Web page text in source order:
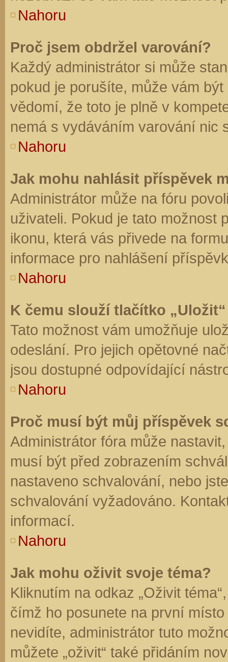
Nahoru
Proč jsem obdržel varování?
Každý administrátor si může
pokud je porušíte, může vám
vědomí, že toto je plně v
nemá s vydáváním varování nic
Nahoru
Jak mohu nahlásit příspěvek
Administrátor může na fóru
uživateli. Pokud je tato možnost
ikonu, která vás přivede na
informace pro nahlášení
Nahoru
K čemu slouží tlačítko
Tato možnost vám umožňuje
odeslání. Pro jejich opětovné
jsou dostupné odpovídající
Nahoru
Proč musí být můj příspěvek
Administrátor fóra může
musí být před zobrazením
nastaveno schvalování, nebo
schvalování vyžadováno.
informací.
Nahoru
Jak mohu oživit svoje téma?
Kliknutím na odkaz „Oživit
čímž ho posunete na první
nevidíte, administrátor tuto
můžete „oživit“ také přidáním